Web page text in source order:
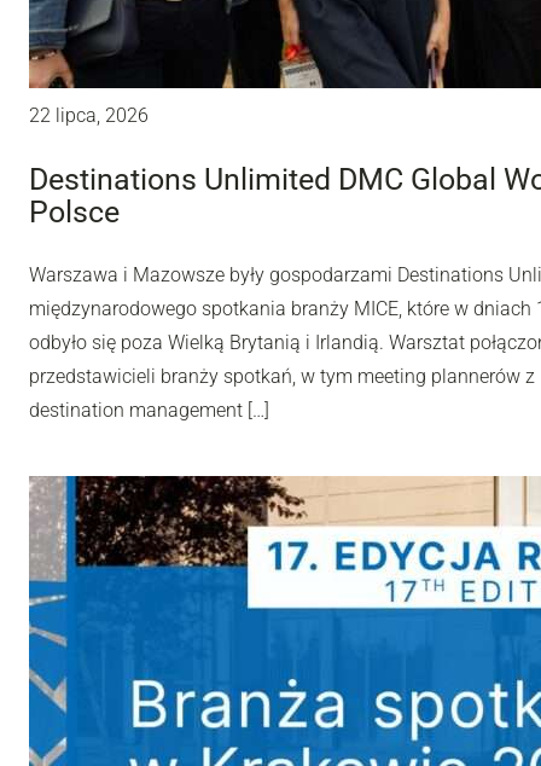
22 lipca, 2026
Destinations Unlimited DMC Global
Polsce
Warszawa i Mazowsze były gospodarzami Destinations
międzynarodowego spotkania branży MICE, które w
odbyło się poza Wielką Brytanią i Irlandią. Warsztat
przedstawicieli branży spotkań, w tym meeting plannerów
destination management […]